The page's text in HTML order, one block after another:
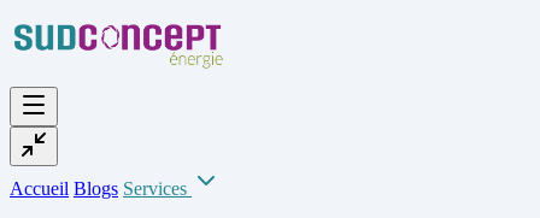
Accueil Blogs Services